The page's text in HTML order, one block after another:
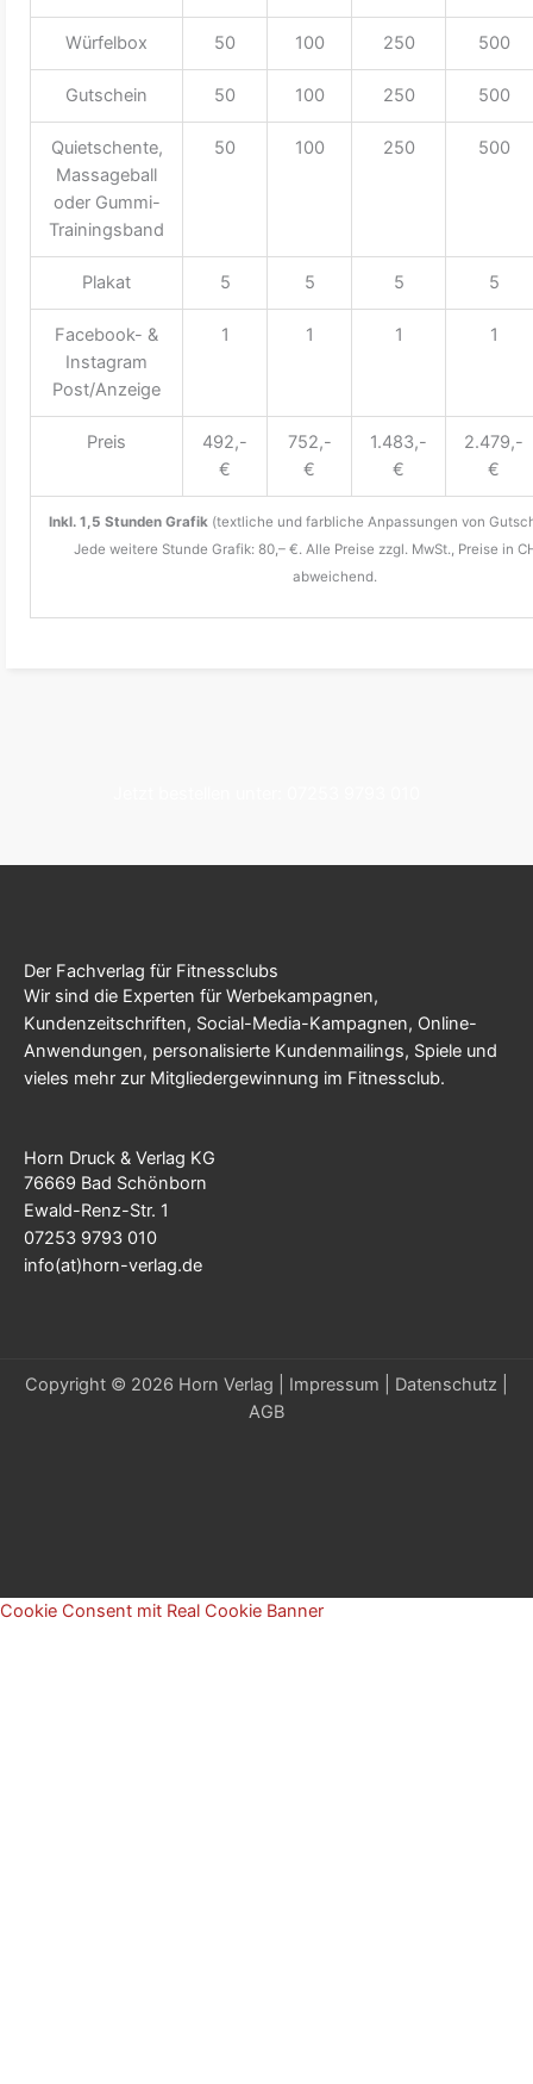
Würfelbox 50 100 250 500
Gutschein 50 100 250 500
Quietschente,
Massageball
oder Gummi-
Trainingsband
50 100 250 500
Plakat 5 5 5 5
Facebook- &
Instagram
Post/Anzeige
1 1 1 1
Preis
492,-
€
752,-
€
1.483,-
€
2.479,-
€
Inkl. 1,5 Stunden Grafik (textliche und farbliche Anpassungen von
Jede weitere Stunde Grafik: 80,– €. Alle Preise zzgl. MwSt., Preise in
abweichend.
Der Fachverlag für Fitnessclubs
Wir sind die Experten für Werbekampagnen,
Kundenzeitschriften, Social-Media-Kampagnen, Online-
Anwendungen, personalisierte Kundenmailings, Spiele und
vieles mehr zur Mitgliedergewinnung im Fitnessclub.
Horn Druck & Verlag KG
76669 Bad Schönborn
Ewald-Renz-Str. 1
07253 9793 010
info(at)horn-verlag.de
Copyright © 2026 Horn Verlag | Impressum Datenschutz
AGB
Cookie Consent mit Real Cookie Banner